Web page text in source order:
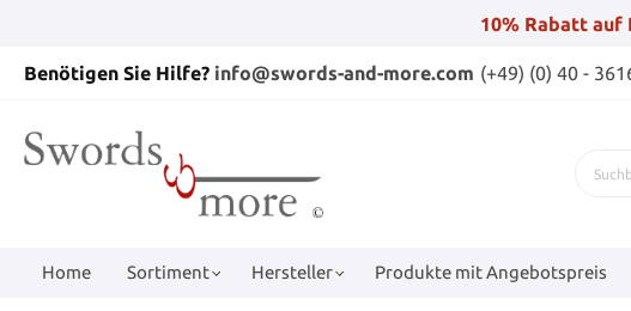
10% Rabatt auf
Benötigen Sie Hilfe? info@swords-and-more.com (+49) (0) 40 -
Home Sortiment Hersteller Produkte mit Angebotspreis